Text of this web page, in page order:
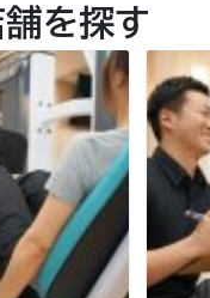
を探す